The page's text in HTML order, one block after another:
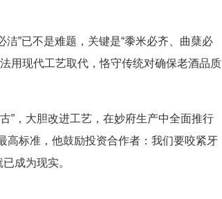
”已不是难题，关键是“黍米必齐、曲蘖必
用现代工艺取代，恪守传统对确保老酒品质
，大胆改进工艺，在妙府生产中全面推行
高标准，他鼓励投资合作者：我们要咬紧牙
成为现实。